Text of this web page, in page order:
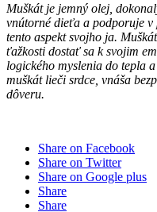
Muškát je jemný olej,
vnútorné dieťa a podporuje v
tento aspekt svojho ja.
ťažkosti dostať sa k svojim
logického myslenia do tepla
muškát lieči srdce, vnáša
dôveru.
Share on Facebook
Share on Twitter
Share on Google plus
Share
Share